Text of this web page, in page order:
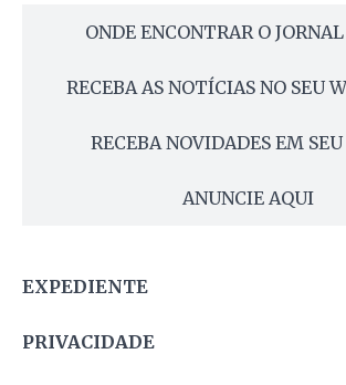
ONDE ENCONTRAR O
RECEBA AS NOTÍCIAS NO SEU
RECEBA NOVIDADES EM
ANUNCIE AQUI
EXPEDIENTE
PRIVACIDADE